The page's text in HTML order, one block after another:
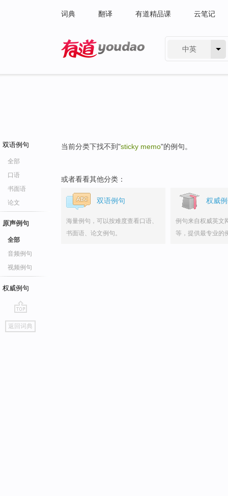
词典 翻译 有道精品课 云笔记
中英
双语例句
全部
口语
书面语
论文
原声例句
全部
音频例句
视频例句
权威例句
go
top
返回词典
当前分类下找不到"sticky memo"的例句。
或者看看其他分类：
双语例句
海量例句，可以按难度查看口语、
书面语、论文例句。
权威
例句来自权威英文
等，提供最专业的